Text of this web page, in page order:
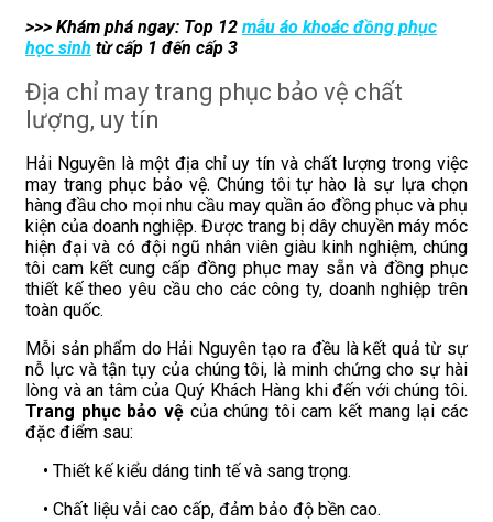
>>> Khám phá ngay: Top 12 mẫu áo khoác đồng phục
học sinh từ cấp 1 đến cấp 3
Địa chỉ may trang phục bảo vệ chất
lượng, uy tín
Hải Nguyên là một địa chỉ uy tín và chất lượng trong việc
may trang phục bảo vệ. Chúng tôi tự hào là sự lựa chọn
hàng đầu cho mọi nhu cầu may quần áo đồng phục và phụ
kiện của doanh nghiệp. Được trang bị dây chuyền máy móc
hiện đại và có đội ngũ nhân viên giàu kinh nghiệm, chúng
tôi cam kết cung cấp đồng phục may sẵn và đồng phục
thiết kế theo yêu cầu cho các công ty, doanh nghiệp trên
toàn quốc.
Mỗi sản phẩm do Hải Nguyên tạo ra đều là kết quả từ sự
nỗ lực và tận tụy của chúng tôi, là minh chứng cho sự hài
lòng và an tâm của Quý Khách Hàng khi đến với chúng tôi.
Trang phục bảo vệcủa chúng tôi cam kết mang lại các
đặc điểm sau:
• Thiết kế kiểu dáng tinh tế và sang trọng.
• Chất liệu vải cao cấp, đảm bảo độ bền cao.